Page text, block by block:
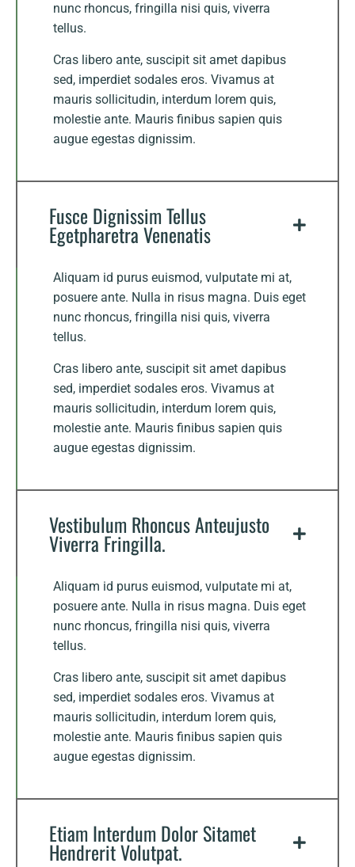
nunc rhoncus, fringilla nisi quis, viverra
tellus.
Cras libero ante, suscipit sit amet dapibus
sed, imperdiet sodales eros. Vivamus at
mauris sollicitudin, interdum lorem quis,
molestie ante. Mauris finibus sapien quis
augue egestas dignissim.
Fusce Dignissim Tellus
Egetpharetra Venenatis
Aliquam id purus euismod, vulputate mi at,
posuere ante. Nulla in risus magna. Duis eget
nunc rhoncus, fringilla nisi quis, viverra
tellus.
Cras libero ante, suscipit sit amet dapibus
sed, imperdiet sodales eros. Vivamus at
mauris sollicitudin, interdum lorem quis,
molestie ante. Mauris finibus sapien quis
augue egestas dignissim.
Vestibulum Rhoncus Anteujusto
Viverra Fringilla.
Aliquam id purus euismod, vulputate mi at,
posuere ante. Nulla in risus magna. Duis eget
nunc rhoncus, fringilla nisi quis, viverra
tellus.
Cras libero ante, suscipit sit amet dapibus
sed, imperdiet sodales eros. Vivamus at
mauris sollicitudin, interdum lorem quis,
molestie ante. Mauris finibus sapien quis
augue egestas dignissim.
Etiam Interdum Dolor Sitamet
Hendrerit Volutpat.